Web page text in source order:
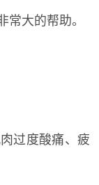
常大的帮助。
过度酸痛、疲